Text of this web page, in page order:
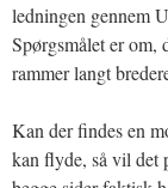
ledningen gennem
Spørgsmålet er om,
rammer langt
Kan der findes en
kan flyde, så vil det